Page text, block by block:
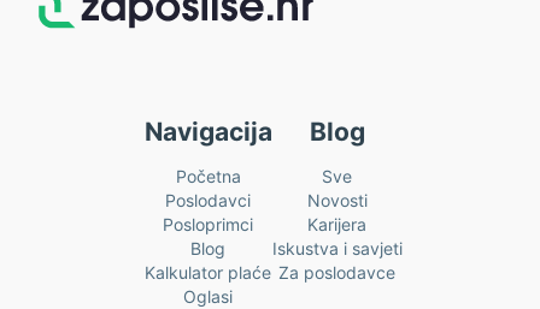
Navigacija
Početna
Poslodavci
Posloprimci
Blog
Kalkulator plaće
Oglasi
Blog
Sve
Novosti
Karijera
Iskustva i savjeti
Za poslodavce